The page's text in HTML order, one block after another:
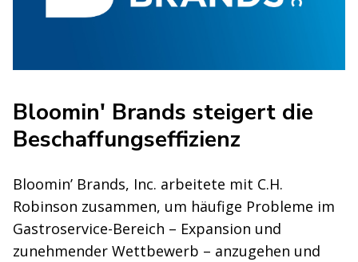
Bloomin' Brands steigert die
Beschaffungseffizienz
Bloomin’ Brands, Inc. arbeitete mit C.H.
Robinson zusammen, um häufige Probleme im
Gastroservice-Bereich – Expansion und
zunehmender Wettbewerb – anzugehen und